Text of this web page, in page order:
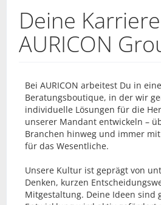
Deine
AURICON
Bei AURICON arbeitest Du in
Beratungsboutique, in der wir
individuelle Lösungen für die
unserer Mandant entwickeln –
Branchen hinweg und immer
für das Wesentliche.
Unsere Kultur ist geprägt von
Denken, kurzen
Mitgestaltung. Deine Ideen sind